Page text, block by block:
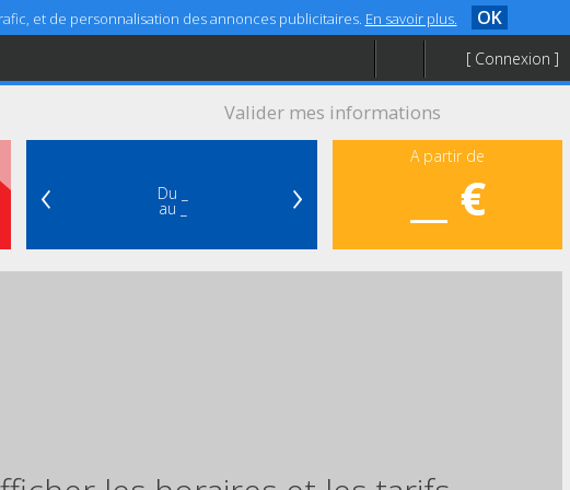
et de personnalisation des annonces publicitaires. En savoir plus. OK
[ Connexion ]
Valider mes informations
‹ Du _
au _ ›
A partir de
__ €